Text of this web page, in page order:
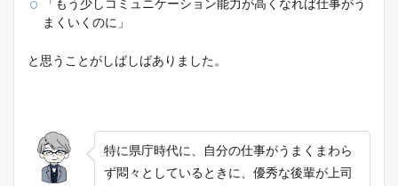
「もう少しコミュニケーション能力が高くなれば仕事がう
まくいくのに」
と思うことがしばしばありました。
特に県庁時代に、自分の仕事がうまくまわら
ず悶々としているときに、優秀な後輩が上司